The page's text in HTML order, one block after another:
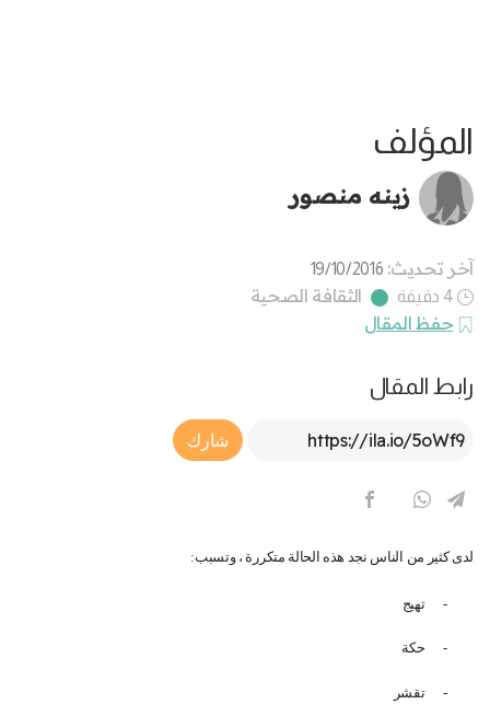
المؤلف
زينه منصور
آخر تحديث: 19/10/2016
4 دقيقة
الثقافة الصحية
حفظ المقال
رابط المقال
Article Link
شارك
لدى كثير من الناس نجد هذه الحالة متكررة ، وتسبب:
- تهيج
- حكة
- تقشر